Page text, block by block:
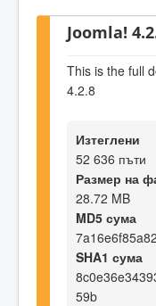
Joomla!
This is the full
4.2.8
Изтеглени
52 636 пъти
Размер на
28.72 MB
MD5 сума
SHA1 сума
59b